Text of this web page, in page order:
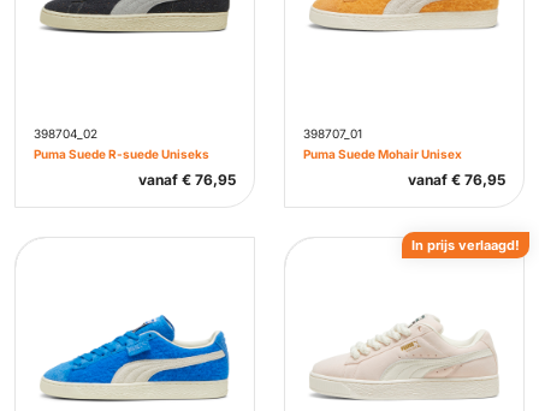
398704_02
Puma Suede R-suede Uniseks
vanaf € 76,95
398707_01
Puma Suede Mohair Unisex
vanaf € 76,95
In prijs verlaagd!